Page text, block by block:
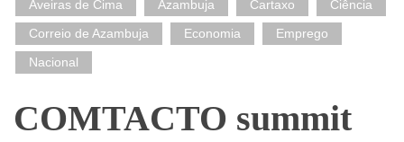
Aveiras de Cima Azambuja Cartaxo
Ciência
Correio de Azambuja
Economia
Emprego
Nacional
COMTACTO summit